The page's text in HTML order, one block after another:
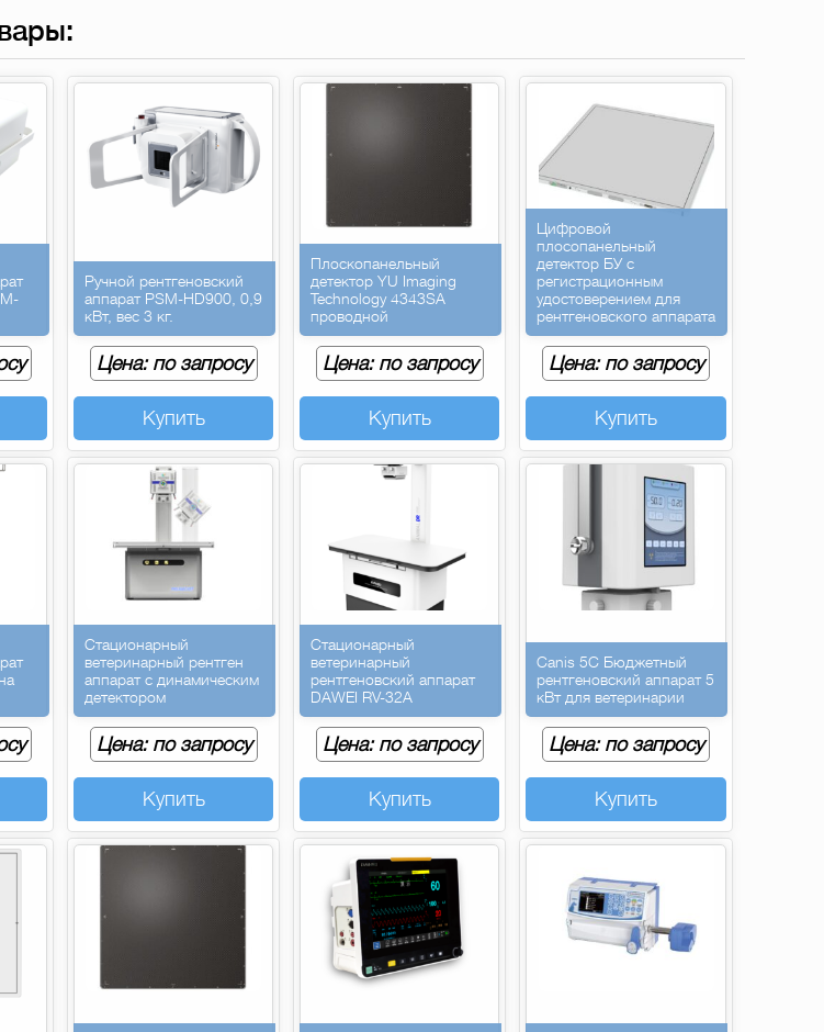
Ручной рентгеновский
аппарат PSM-HD900, 0,9
кВт, вес 3 кг.
Цена: по запросу
Купить
Плоскопанельный
детектор YU Imaging
Technology 4343SA
проводной
Цена: по запросу
Купить
Цифровой
плосопанельный
детектор БУ с
регистрационным
удостоверением для
рентгеновского аппарата
Цена: по запросу
Купить
Стационарный
ветеринарный рентген
аппарат с динамическим
детектором
Цена: по запросу
Купить
Стационарный
ветеринарный
рентгеновский аппарат
DAWEI RV-32A
Цена: по запросу
Купить
Canis 5C Бюджетный
рентгеновский аппарат 5
кВт для ветеринарии
Цена: по запросу
Купить